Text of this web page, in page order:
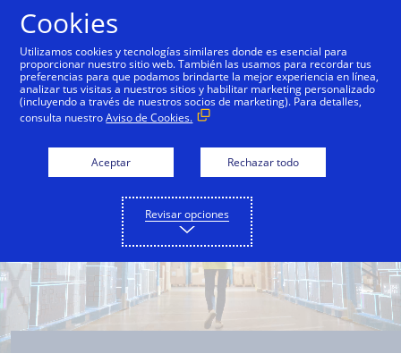
Descripción general Capacidades Casos de uso
Cookies
Utilizamos cookies y tecnologías similares donde es esencial para
proporcionar nuestro sitio web. También las usamos para recordar tus
preferencias para que podamos brindarte la mejor experiencia en línea,
analizar tus visitas a nuestros sitios y habilitar marketing personalizado
(incluyendo a través de nuestros socios de marketing). Para detalles,
consulta nuestroAviso de Cookies.
Aceptar Rechazar todo
Revisar opciones